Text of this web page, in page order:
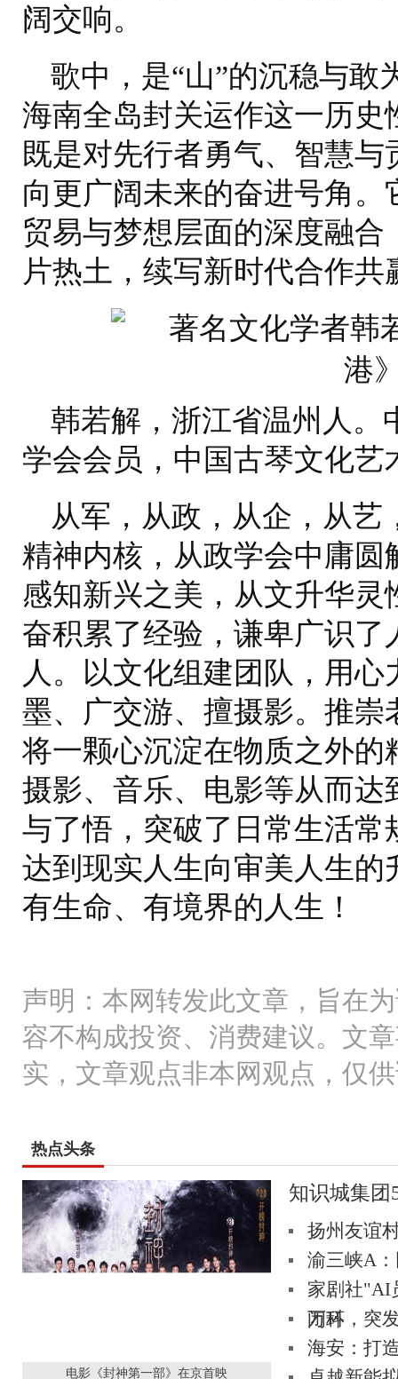
阔交响。
歌中，是“山”的沉稳与敢
海南全岛封关运作这一历
既是对先行者勇气、智慧
向更广阔未来的奋进号角
贸易与梦想层面的深度融
片热土，续写新时代合作共
韩若解，浙江省温州人。
学会会员，中国古琴文化
从军，从政，从企，从
精神内核，从政学会中庸
感知新兴之美，从文升华
奋积累了经验，谦卑广识
人。以文化组建团队，用
墨、广交游、擅摄影。推
将一颗心沉淀在物质之外
摄影、音乐、电影等从而
与了悟，突破了日常生活
达到现实人生向审美人生
有生命、有境界的人生！
声明：本网转发此文章，旨在
容不构成投资、消费建议。文
实，文章观点非本网观点，仅
热点头条
电影《封神第一部》在京首映
知识城集团
扬州友谊
渝三峡A
家剧社"AI
闭环
万科，突
海安：打